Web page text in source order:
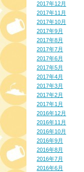
2017年12月
2017年11月
2017年10月
2017年9月
2017年8月
2017年7月
2017年6月
2017年5月
2017年4月
2017年3月
2017年2月
2017年1月
2016年12月
2016年11月
2016年10月
2016年9月
2016年8月
2016年7月
2016年6月